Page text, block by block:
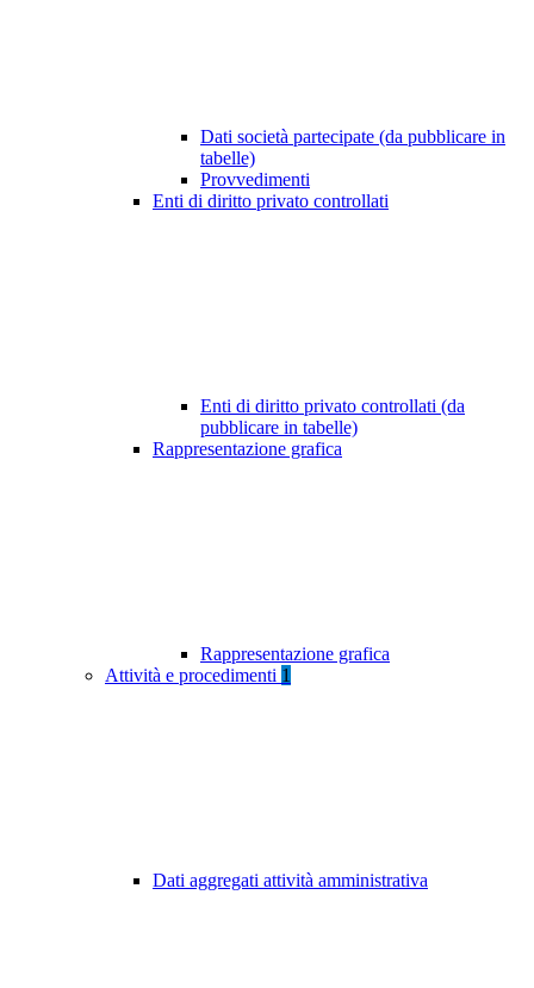
Dati società partecipate (da pubblicare in
tabelle)
Provvedimenti
Enti di diritto privato controllati
Enti di diritto privato controllati (da
pubblicare in tabelle)
Rappresentazione grafica
Rappresentazione grafica
Attività e procedimenti 1
Dati aggregati attività amministrativa